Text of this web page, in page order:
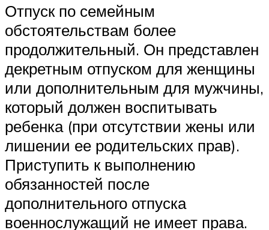
Отпуск по семейным
обстоятельствам более
продолжительный. Он представлен
декретным отпуском для женщины
или дополнительным для мужчины,
который должен воспитывать
ребенка (при отсутствии жены или
лишении ее родительских прав).
Приступить к выполнению
обязанностей после
дополнительного отпуска
военнослужащий не имеет права.